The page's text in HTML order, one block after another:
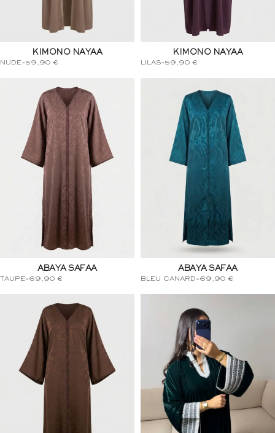
KIMONO NAYAA
NUDE- 59,90 €
KIMONO NAYAA
LILAS- 59,90 €
ABAYA SAFAA
TAUPE- 69,90 €
ABAYA SAFAA
BLEU CANARD - 69,90 €